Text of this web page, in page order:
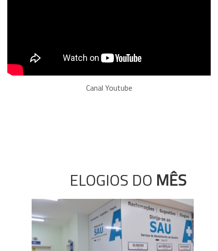
Canal Youtube
ELOGIOS DO MÊS